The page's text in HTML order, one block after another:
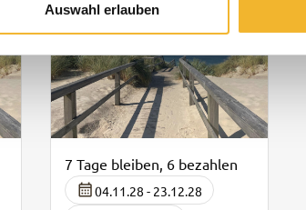
Auswahl erlauben
7 Tage bleiben, 6 bezahlen
04.11.28 - 23.12.28